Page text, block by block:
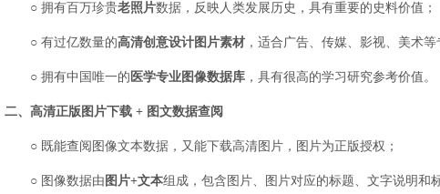
○ 拥有百万珍贵老照片数据，反映人类发展历史，具有重要的史料价值；
○ 有过亿数量的高清创意设计图片素材，适合广告、传媒、影视、美术等
○ 拥有中国唯一的 医学专业图像数据库，具有很高的学习研究参考价值。
二、高清正版图片下载 + 图文数据查阅
○ 既能查阅图像文本数据，又能下载高清图片，图片为正版授权；
○ 图像数据由 图片+文本组成，包含图片、图片对应的标题、文字说明和